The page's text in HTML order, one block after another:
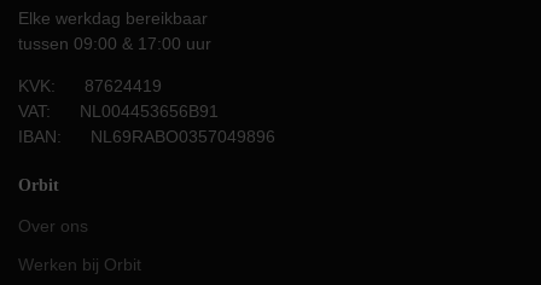
Elke werkdag bereikbaar
tussen 09:00 & 17:00 uur
KVK: 87624419
VAT: NL004453656B91
IBAN: NL69RABO0357049896
Orbit
Over ons
Werken bij Orbit